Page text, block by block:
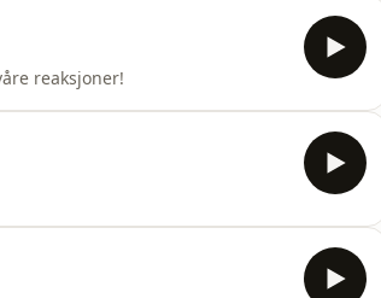
reaksjoner!